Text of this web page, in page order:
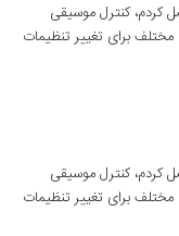
کردم، کنترل موسیقی
برای تغییر تنظیمات
کردم، کنترل موسیقی
برای تغییر تنظیمات